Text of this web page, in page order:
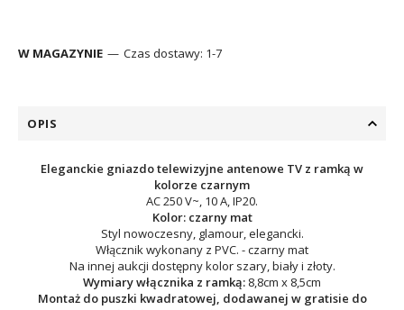
W MAGAZYNIE Czas dostawy: 1-7
OPIS
Eleganckie gniazdo telewizyjne antenowe TV z ramką w
kolorze czarnym
AC 250 V~, 10 A, IP20.
Kolor: czarny mat
Styl nowoczesny, glamour, elegancki.
Włącznik wykonany z PVC. - czarny mat
Na innej aukcji dostępny kolor szary, biały i złoty.
Wymiary włącznika z ramką: 8,8cm x 8,5cm
Montaż do puszki kwadratowej, dodawanej w gratisie do